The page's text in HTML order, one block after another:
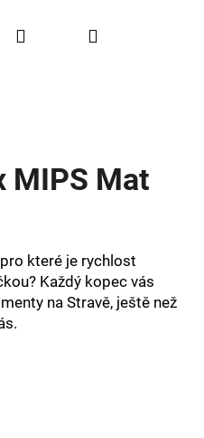
BIKESPORTUL VÝHODY
PřihlášeníNákupní
MIPS Mat
které je rychlost
Každý kopec vás
na Stravě, ještě než